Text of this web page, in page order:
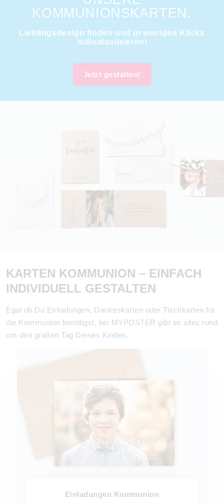
KOMMUNIONSKARTEN.
Lieblingsdesign finden und in wenigen Klicks
individualisieren!
Jetzt gestalten!
KARTEN KOMMUNION – EINFACH
INDIVIDUELL GESTALTEN
Egal ob Du Einladungen, Dankeskarten oder Tischkarten für
die Kommunion benötigst, bei MYPOSTER gibt es alles rund
um den großen Tag Deines Kindes.
Einladungen Kommunion